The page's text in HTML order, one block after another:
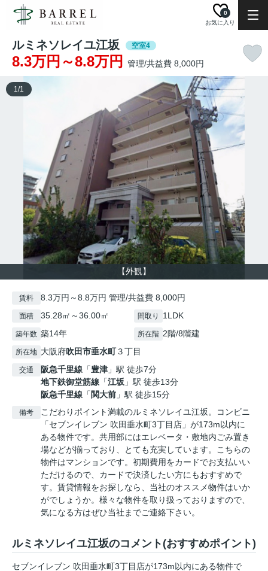
お気に入り
0
ルミネソレイユ江坂 空室4
8.3万円～8.8万円 管理/共益費 8,000円
【外観】
1/1
賃料 8.3万円～8.8万円 管理/共益費 8,000円
面積 35.28㎡～36.00㎡ 間取り 1LDK
築年数 築14年 所在階 2階/8階建
所在地 大阪府吹田市垂水町３丁目
交通 阪急千里線 「豊津 」駅 徒歩7分
地下鉄御堂筋線 「江坂 」駅 徒歩13分
阪急千里線 「 関大前 」駅 徒歩15分
備考
こだわりポイント満載のルミネソレイユ江坂。コンビニ
「セブンイレブン 吹田垂水町3丁目店」が173m以内に
ある物件です。共用部にはエレベータ・敷地内ごみ置き
場などが揃っており、とても充実しています。こちらの
物件はマンションです。初期費用をカードでお支払いい
ただけるので、カードで決済したい方にもおすすめで
す。賃貸情報をお探しなら、当社のオススメ物件はいか
がでしょうか。様々な物件を取り扱っておりますので、
気になる方はぜひ当社までご連絡下さい。
ルミネソレイユ江坂のコメント(おすすめポイント)
セブンイレブン 吹田垂水町3丁目店が173m以内にある物件で